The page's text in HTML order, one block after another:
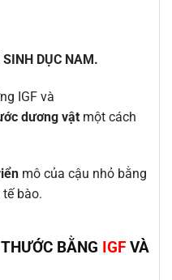
DỤC NAM.
IGF và
dương vật một cách
mô của cậu nhỏ bằng
bào.
BẰNG IGF VÀ